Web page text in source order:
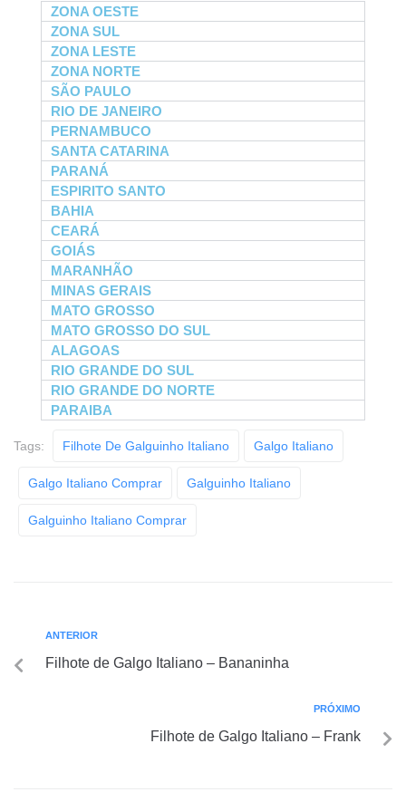
ZONA OESTE
ZONA SUL
ZONA LESTE
ZONA NORTE
SÃO PAULO
RIO DE JANEIRO
PERNAMBUCO
SANTA CATARINA
PARANÁ
ESPIRITO SANTO
BAHIA
CEARÁ
GOIÁS
MARANHÃO
MINAS GERAIS
MATO GROSSO
MATO GROSSO DO SUL
ALAGOAS
RIO GRANDE DO SUL
RIO GRANDE DO NORTE
PARAIBA
Tags: Filhote De Galguinho Italiano Galgo Italiano
Galgo Italiano Comprar Galguinho Italiano
Galguinho Italiano Comprar
ANTERIOR
Filhote de Galgo Italiano – Bananinha
PRÓXIMO
Filhote de Galgo Italiano – Frank